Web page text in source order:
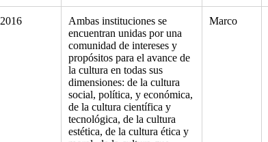
2016
Ambas instituciones se
encuentran unidas por una
comunidad de intereses y
propósitos para el avance de
la cultura en todas sus
dimensiones: de la cultura
social, política, y económica,
de la cultura científica y
tecnológica, de la cultura
estética, de la cultura ética y
Marco